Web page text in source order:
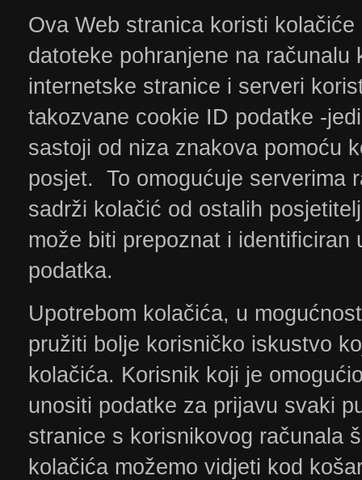
Ova Web stranica koristi
datoteke pohranjene na
internetske stranice i serveri
takozvane cookie ID podatke -
sastoji od niza znakova pomoću
posjet. To omogućuje serverima
sadrži kolačić od ostalih
može biti prepoznat i
podatka.
Upotrebom kolačića, u
pružiti bolje korisničko iskustvo
kolačića. Korisnik koji je
unositi podatke za prijavu svaki
stranice s korisnikovog računala
kolačića možemo vidjeti kod